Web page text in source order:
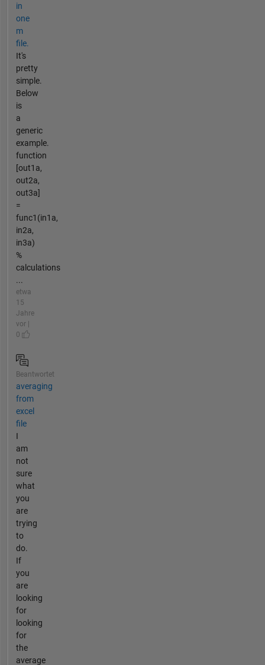
in
one
m
file.
It's
pretty
simple.
Below
is
a
generic
example.
function
[out1a,
out2a,
out3a]
=
func1(in1a,
in2a,
in3a)
%
calculations
...
etwa
15
Jahre
vor |
0
Beantwortet
averaging
from
excel
file
I
am
not
sure
what
you
are
trying
to
do.
If
you
are
looking
for
looking
for
the
average